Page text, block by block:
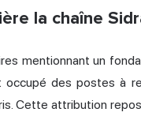
la chaîne
mentionnant un
occupé des postes à
Cette attribution